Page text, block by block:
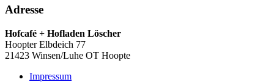
Adresse
Hofcafé + Hofladen Löscher
Hoopter Elbdeich 77
21423 Winsen/Luhe OT Hoopte
Impressum